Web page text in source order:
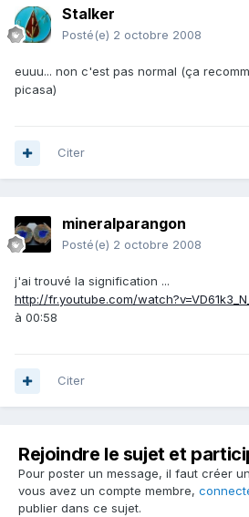
Stalker
Posté(e) 2 octobre 2008
euuu... non c'est pas normal (ça
picasa)
Citer
mineralparangon
Posté(e) 2 octobre 2008
j'ai trouvé la signification ...
http://fr.youtube.com/
à 00:58
Citer
Rejoindre le sujet et
Pour poster un message, il faut créer
vous avez un compte membre,
publier dans ce sujet.